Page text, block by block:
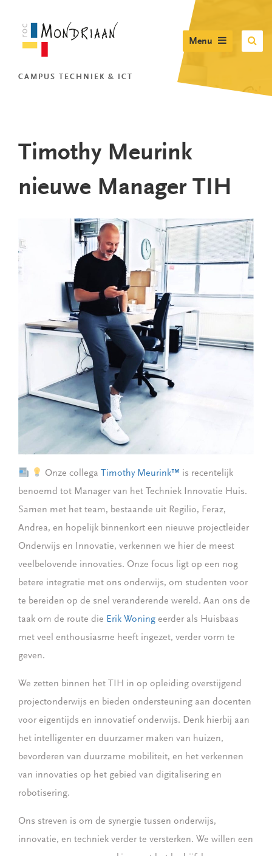
CAMPUS TECHNIEK & ICT
Menu
Timothy Meurink
nieuwe Manager TIH
Onze collega Timothy Meurink™️ is recentelijk
benoemd tot Manager van het Techniek Innovatie Huis.
Samen met het team, bestaande uit Regilio, Feraz,
Andrea, en hopelijk binnenkort een nieuwe projectleider
Onderwijs en Innovatie, verkennen we hier de meest
veelbelovende innovaties. Onze focus ligt op een nog
betere integratie met ons onderwijs, om studenten voor
te bereiden op de snel veranderende wereld. Aan ons de
taak om de route die Erik Woning eerder als Huisbaas
met veel enthousiasme heeft ingezet, verder vorm te
geven.
We zetten binnen het TIH in op opleiding overstijgend
projectonderwijs en bieden ondersteuning aan docenten
voor eigentijds en innovatief onderwijs. Denk hierbij aan
het intelligenter en duurzamer maken van huizen,
bevorderen van duurzame mobiliteit, en het verkennen
van innovaties op het gebied van digitalisering en
robotisering.
Ons streven is om de synergie tussen onderwijs,
innovatie, en techniek verder te versterken. We willen een